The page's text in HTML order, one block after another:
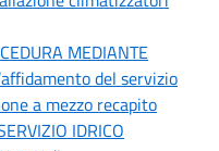
MEDIANTE
del servizio
a mezzo recapito
IDRICO